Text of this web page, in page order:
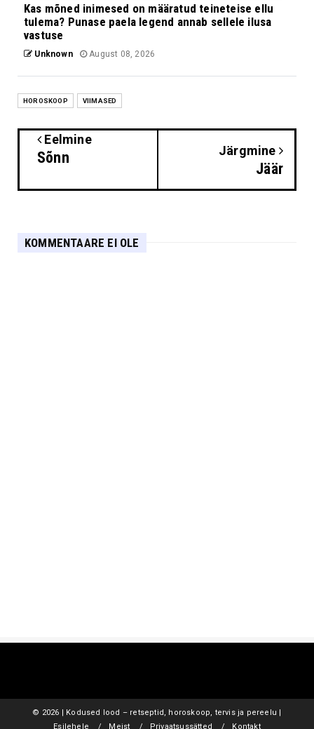
Kas mõned inimesed on määratud teineteise ellu
tulema? Punase paela legend annab sellele ilusa
vastuse
Unknown August 08, 2026
HOROSKOOP VIIMASED
Eelmine
Sõnn Järgmine
Jäär
KOMMENTAARE EI OLE
© 2026 | Kodused lood – retseptid, horoskoop, tervis ja pereelu |
Esilehele
Meist Privaatsussätted Kontakt